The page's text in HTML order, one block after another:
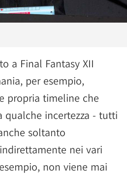
a Final Fantasy XII
per esempio,
propria timeline che
qualche incertezza - tutti
soltanto
nei vari
non viene mai